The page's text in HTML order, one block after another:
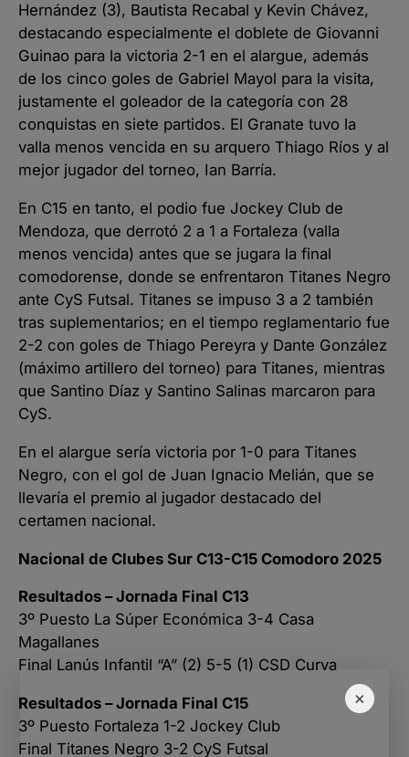
×
Hernández (3), Bautista Recabal y Kevin Chávez,
destacando especialmente el doblete de Giovanni
Guinao para la victoria 2-1 en el alargue, además
de los cinco goles de Gabriel Mayol para la visita,
justamente el goleador de la categoría con 28
conquistas en siete partidos. El Granate tuvo la
valla menos vencida en su arquero Thiago Ríos y al
mejor jugador del torneo, Ian Barría.
En C15 en tanto, el podio fue Jockey Club de
Mendoza, que derrotó 2 a 1 a Fortaleza (valla
menos vencida) antes que se jugara la final
comodorense, donde se enfrentaron Titanes Negro
ante CyS Futsal. Titanes se impuso 3 a 2 también
tras suplementarios; en el tiempo reglamentario fue
2-2 con goles de Thiago Pereyra y Dante González
(máximo artillero del torneo) para Titanes, mientras
que Santino Díaz y Santino Salinas marcaron para
CyS.
En el alargue sería victoria por 1-0 para Titanes
Negro, con el gol de Juan Ignacio Melián, que se
llevaría el premio al jugador destacado del
certamen nacional.
Nacional de Clubes Sur C13-C15 Comodoro 2025
Resultados – Jornada Final C13
3º Puesto La Súper Económica 3-4 Casa
Magallanes
Final Lanús Infantil “A” (2) 5-5 (1) CSD Curva
Resultados – Jornada Final C15
3º Puesto Fortaleza 1-2 Jockey Club
Final Titanes Negro 3-2 CyS Futsal